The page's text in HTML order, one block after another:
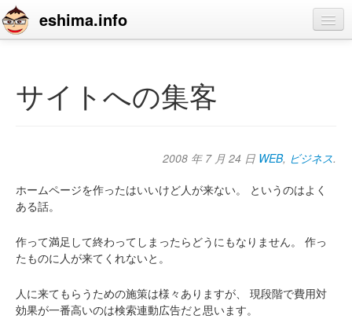
eshima.info
profile
サイトへの集客
2008 年 7 月 24 日 WEB, ビジネス.
ホームページを作ったはいいけど人が来ない。
というのはよく
ある話。
作って満足して終わってしまったらどうにもなりません。
作っ
たものに人が来てくれないと。
人に来てもらうための施策は様々ありますが、
現段階で費用対
効果が一番高いのは検索連動広告だと思います。